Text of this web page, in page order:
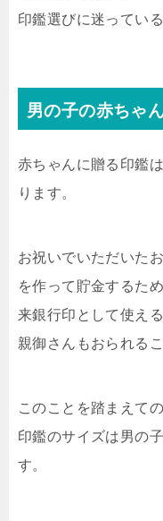
印鑑選びに迷ってい
男の子の赤ちゃ
赤ちゃんに贈る印鑑
ります。
お祝いでいただいた
を作って貯金するた
来銀行印として使え
親御さんもおられる
このことを踏まえて
印鑑のサイズは男の
す。